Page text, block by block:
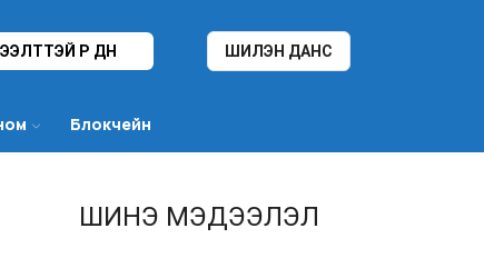
ҮР ДҮН ШИЛЭН ДАНС
Блокчейн
ШИНЭ МЭДЭЭЛЭЛ